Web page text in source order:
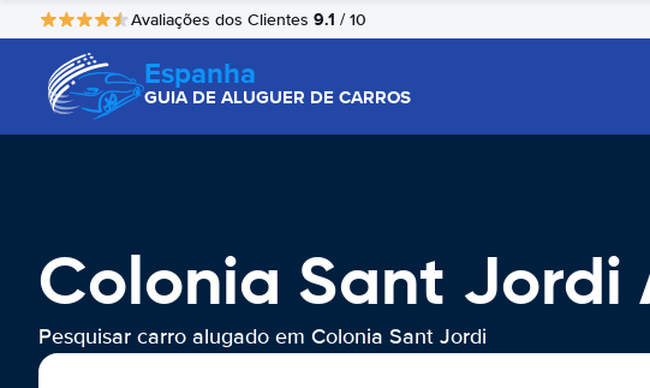
Avaliações dos Clientes 9.1 / 10
Espanha
GUIA DE ALUGUER DE CARROS
Colonia Sant Jordi
Pesquisar carro alugado em Colonia Sant Jordi